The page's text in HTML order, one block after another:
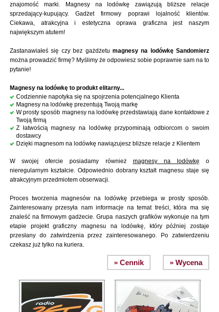
znajomość marki. Magnesy na lodówkę zawiązują bliższe relacje
sprzedający-kupujący. Gadżet firmowy poprawi lojalność klientów.
Ciekawa, atrakcyjna i estetyczna oprawa graficzna jest naszym
największym atutem!
Zastanawiałeś się czy bez gażdżetu magnesy na lodówkę Sandomierz
można prowadzić firmę? Myślimy że odpowiesz sobie poprawnie sam na to
pytanie!
Magnesy na lodówkę to produkt elitarny...
Codziennie napotyka się na spojrzenia potencjalnego Klienta
Magnesy na lodówkę prezentują Twoją markę
W prosty sposób magnesy na lodówkę przedstawiają dane kontaktowe z
Twoją firmą
Z łatwością magnesy na lodówkę przypominają odbiorcom o swoim
dostawcy
Dzięki magnesom na lodówkę nawiązujesz bliższe relacje z Klientem
W swojej ofercie posiadamy również magnesy na lodówkę o
nieregularnym kształcie. Odpowiednio dobrany kształt magnesu staje się
atrakcyjnym przedmiotem obserwacji.
Proces tworzenia magnesów na lodówkę przebiega w prosty sposób.
Zainteresowany przesyła nam informacje na temat treści, która ma się
znaleść na firmowym gadżecie. Grupa naszych grafików wykonuje na tym
etapie projekt graficzny magnesu na lodówkę, który później zostaje
przesłany do zatwirdzenia przez zainteresowanego. Po zatwierdzeniu
czekasz już tylko na kuriera.
» Wycena
» Cennik